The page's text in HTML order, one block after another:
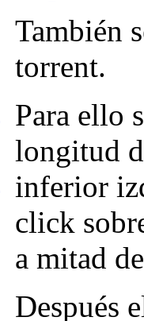
También
torrent.
Para ello
longitud
inferior
click
a mitad
Después